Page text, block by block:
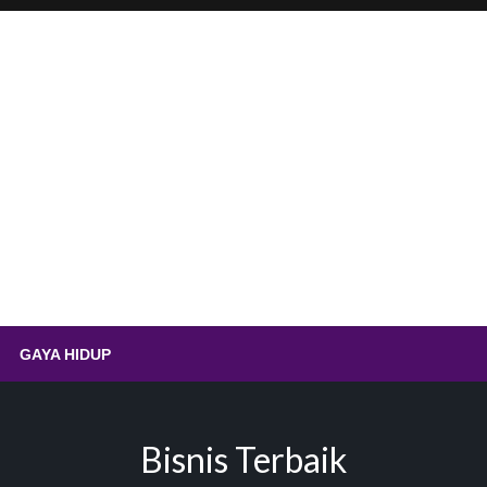
– Sempolan Ayam
GAYA HIDUP
Bisnis Terbaik